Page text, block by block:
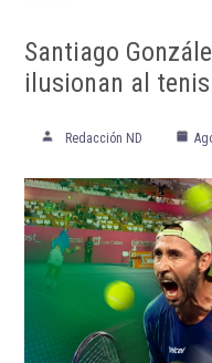
Santiago
ilusionan al
Redacción ND